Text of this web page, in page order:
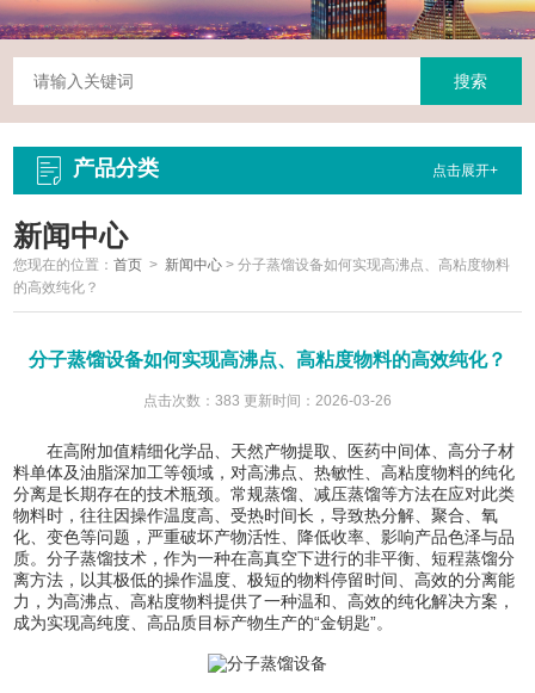
产品分类 点击展开+
新闻中心
您现在的位置：首页 > 新闻中心 >分子蒸馏设备如何实现高沸点、高粘度物料
的高效纯化？
分子蒸馏设备如何实现高沸点、高粘度物料的高效纯化？
点击次数：383 更新时间：2026-03-26
在高附加值精细化学品、天然产物提取、医药中间体、高分子材
料单体及油脂深加工等领域，对高沸点、热敏性、高粘度物料的纯化
分离是长期存在的技术瓶颈。常规蒸馏、减压蒸馏等方法在应对此类
物料时，往往因操作温度高、受热时间长，导致热分解、聚合、氧
化、变色等问题，严重破坏产物活性、降低收率、影响产品色泽与品
质。分子蒸馏技术，作为一种在高真空下进行的非平衡、短程蒸馏分
离方法，以其极低的操作温度、极短的物料停留时间、高效的分离能
力，为高沸点、高粘度物料提供了一种温和、高效的纯化解决方案，
成为实现高纯度、高品质目标产物生产的“金钥匙”。